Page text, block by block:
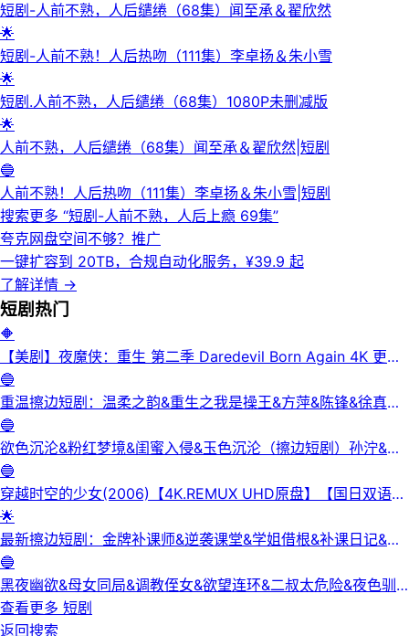
短剧-人前不熟，人后缱绻（68集）闻至承＆翟欣然
🌟
短剧-人前不熟！人后热吻（111集）李卓扬＆朱小雪
🌟
短剧.人前不熟，人后缱绻（68集）1080P未删减版
🌟
人前不熟，人后缱绻（68集）闻至承＆翟欣然|短剧
🔵
人前不熟！人后热吻（111集）李卓扬＆朱小雪|短剧
搜索更多 “短剧-人前不熟，人后上瘾 69集”
夸克网盘空间不够？ 推广
一键扩容到 20TB，合规自动化服务，¥39.9 起
了解详情 →
短剧 热门
🔶
【美剧】夜魔侠：重生 第二季 Daredevil Born Again 4K 更新
3集
🔵
重温擦边短剧：温柔之韵&重生之我是操王&方萍&陈锋&徐真真
&老刘又胖啦&刘倩宇
🔵
欲色沉沦&粉红梦境&闺蜜入侵&玉色沉沦（擦边短剧）孙泞&王
正洁
🔵
穿越时空的少女(2006)【4K.REMUX UHD原盘】【国日双语】
【中文字幕】【爱情/科幻】
🌟
最新擦边短剧：金牌补课师&逆袭课堂&学姐借根&补课日记&身
下人&补习老师&学妹的第一课&课后有约（未删减版） 陈梓晴
🔵
黑夜幽欲&母女同局&调教侄女&欲望连环&二叔太危险&夜色驯
服&黑夜欲牢（完整版）最新擦边短剧
查看更多 短剧
返回搜索